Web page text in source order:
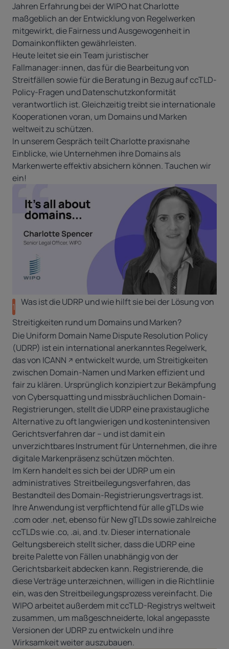
Jahren Erfahrung bei der WIPO hat Charlotte
maßgeblich an der Entwicklung von Regelwerken
mitgewirkt, die Fairness und Ausgewogenheit in
Domainkonflikten gewährleisten.
Heute leitet sie ein Team juristischer
Fallmanager:innen, das für die Bearbeitung von
Streitfällen sowie für die Beratung in Bezug auf ccTLD-
Policy-Fragen und Datenschutzkonformität
verantwortlich ist. Gleichzeitig treibt sie internationale
Kooperationen voran, um Domains und Marken
weltweit zu schützen.
In unserem Gespräch teilt Charlotte praxisnahe
Einblicke, wie Unternehmen ihre Domains als
Markenwerte effektiv absichern können. Tauchen wir
ein!
1 Was ist die UDRP und wie hilft sie bei der Lösung von
Streitigkeiten rund um Domains und Marken?
Die Uniform Domain Name Dispute Resolution Policy
(UDRP) ist ein international anerkanntes Regelwerk,
das von ICANN
entwickelt wurde, um Streitigkeiten
zwischen Domain-Namen und Marken effizient und
fair zu klären. Ursprünglich konzipiert zur Bekämpfung
vonCybersquattingund missbräuchlichen Domain-
Registrierungen, stellt die UDRP eine praxistaugliche
Alternative zu oft langwierigen und kostenintensiven
Gerichtsverfahren dar – und ist damit ein
unverzichtbares Instrument für Unternehmen, die ihre
digitale Markenpräsenz schützen möchten.
Im Kern handelt es sich bei der UDRP um ein
administratives Streitbeilegungsverfahren, das
Bestandteil des Domain-Registrierungsvertrags ist.
Ihre Anwendung ist verpflichtend für alle gTLDs wie
.comoder .net,ebenso für New gTLDs sowie zahlreiche
ccTLDs wie.co, .ai, and .tv. Dieser internationale
Geltungsbereich stellt sicher, dass die UDRP eine
breite Palette von Fällen unabhängig von der
Gerichtsbarkeit abdecken kann. Registrierende, die
diese Verträge unterzeichnen, willigen in die Richtlinie
ein, was den Streitbeilegungsprozess vereinfacht. Die
WIPO arbeitet außerdem mit ccTLD-Registrys weltweit
zusammen, um maßgeschneiderte, lokal angepasste
Versionen der UDRP zu entwickeln und ihre
Wirksamkeit weiter auszubauen.